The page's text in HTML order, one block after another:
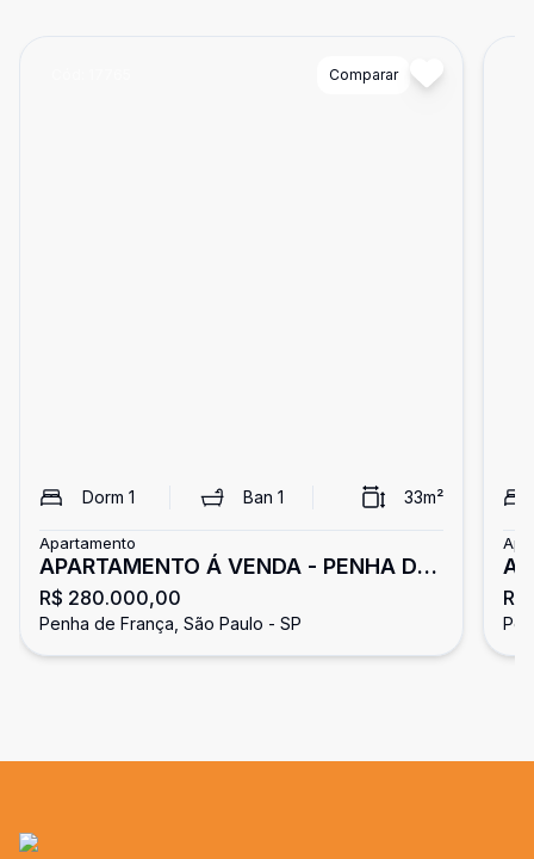
Comparar
Dorm 1 Ban 1 33m²
Apartamento
APARTAMENTO Á VENDA - PENHA DE
FRANÇA
R$ 280.000,00
Penha de França, São Paulo - SP